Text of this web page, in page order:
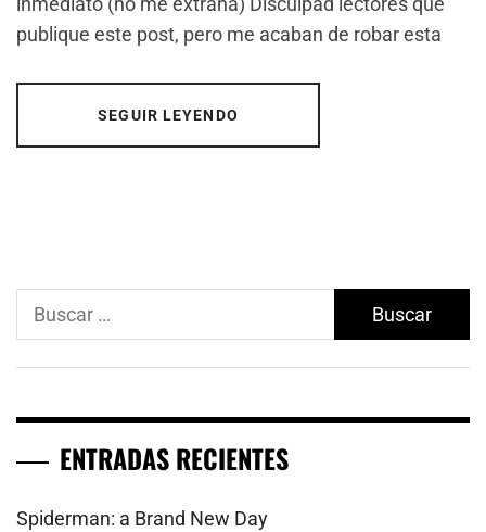
publique este post, pero me acaban de robar esta
SEGUIR LEYENDO
Buscar:
ENTRADAS RECIENTES
Spiderman: a Brand New Day